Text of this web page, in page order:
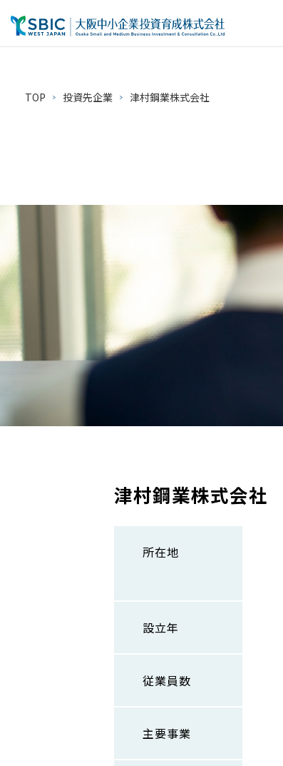
TOP 投資先企業 津村鋼業株式会社
津村鋼業株式会社
所在地
設立年
従業員数
主要事業